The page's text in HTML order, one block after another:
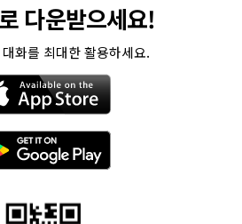
다운받으세요!
화를 최대한 활용하세요.